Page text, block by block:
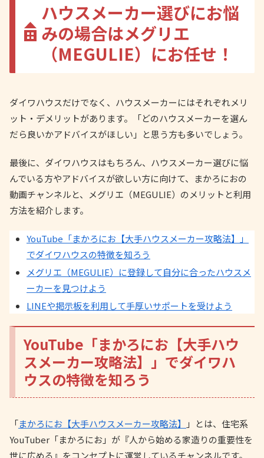
ハウスメーカー選びにお悩
みの場合はメグリエ
（MEGULIE）にお任せ！
ダイワハウスだけでなく、ハウスメーカーにはそれぞれメリ
ット・デメリットがあります。「どのハウスメーカーを選ん
だら良いかアドバイスがほしい」と思う方も多いでしょう。
最後に、ダイワハウスはもちろん、ハウスメーカー選びに悩
んでいる方やアドバイスが欲しい方に向けて、まかろにおの
動画チャンネルと、メグリエ（MEGULIE）のメリットと利用
方法を紹介します。
YouTube「まかろにお【大手ハウスメーカー攻略法】」
でダイワハウスの特徴を知ろう
メグリエ（MEGULIE）に登録して自分に合ったハウスメ
ーカーを見つけよう
LINEや掲示板を利用して手厚いサポートを受けよう
YouTube「まかろにお【大手ハウ
スメーカー攻略法】」でダイワハ
ウスの特徴を知ろう
「まかろにお【大手ハウスメーカー攻略法】
」とは、住宅系
YouTuber「まかろにお」が『人から始める家造りの重要性を
世に広める』をコンセプトに運営しているチャンネルです。